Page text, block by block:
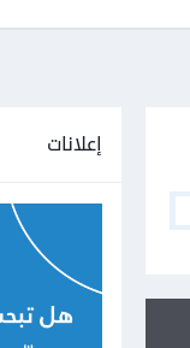
إعلانات